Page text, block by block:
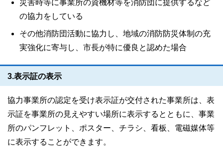
災害時等に事業所の資機材等を消防団に提供するなど
の協力をしている
その他消防団活動に協力し、地域の消防防災体制の充
実強化に寄与し、市長が特に優良と認めた場合
3.表示証の表示
協力事業所の認定を受け表示証が交付された事業所は、表
示証を事業所の見えやすい場所に表示するとともに、事業
所のパンフレット、ポスター、チラシ、看板、電磁媒体等
に表示することができます。